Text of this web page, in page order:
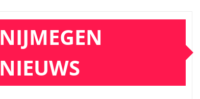
NIJMEGEN
NIEUWS